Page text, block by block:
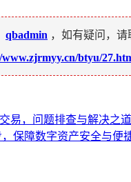
qbadmin ，如有疑问，请
btyu/
易，问题排查与解决之道
，保障数字资产安全与便